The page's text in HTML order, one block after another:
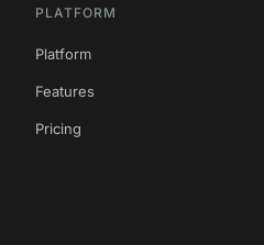
PLATFORM
Platform
Features
Pricing